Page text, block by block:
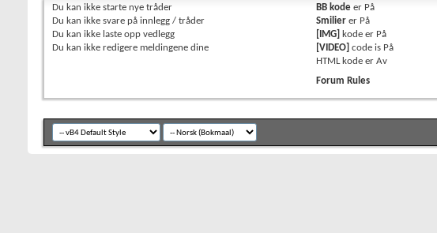
Du kan ikke starte nye tråder
Du kan ikke svare på innlegg / tråder
Du kan ikke laste opp vedlegg
Du kan ikke redigere meldingene dine
BB kode er På
Smilier er På
[IMG]
kode er På
[VIDEO] code is På
HTML kode erAv
Forum Rules